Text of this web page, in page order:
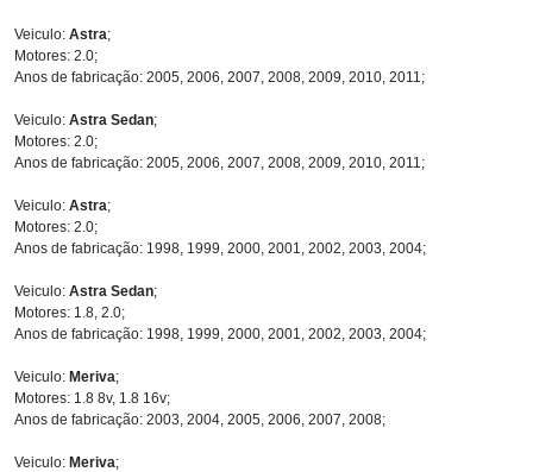
Veiculo: Astra;
Motores: 2.0;
Anos de fabricação: 2005, 2006, 2007, 2008, 2009, 2010, 2011;
Veiculo: Astra Sedan;
Motores: 2.0;
Anos de fabricação: 2005, 2006, 2007, 2008, 2009, 2010, 2011;
Veiculo: Astra;
Motores: 2.0;
Anos de fabricação: 1998, 1999, 2000, 2001, 2002, 2003, 2004;
Veiculo: Astra Sedan;
Motores: 1.8, 2.0;
Anos de fabricação: 1998, 1999, 2000, 2001, 2002, 2003, 2004;
Veiculo: Meriva;
Motores: 1.8 8v, 1.8 16v;
Anos de fabricação: 2003, 2004, 2005, 2006, 2007, 2008;
Veiculo: Meriva;